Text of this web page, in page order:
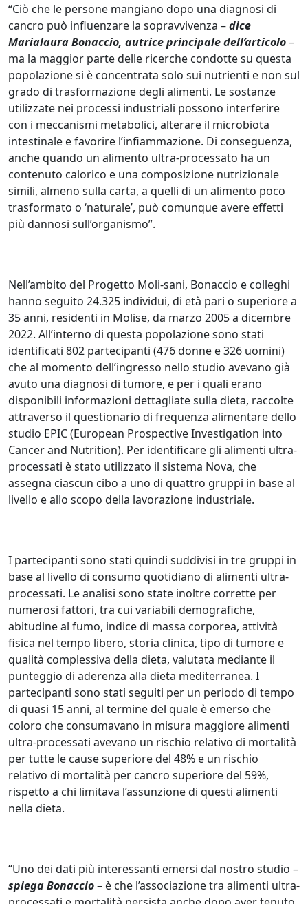
“Ciò che le persone mangiano dopo una diagnosi di
cancro può influenzare la sopravvivenza –dice
Marialaura Bonaccio, autrice principale dell’articolo–
ma la maggior parte delle ricerche condotte su questa
popolazione si è concentrata solo sui nutrienti e non sul
grado di trasformazione degli alimenti. Le sostanze
utilizzate nei processi industriali possono interferire
con i meccanismi metabolici, alterare il microbiota
intestinale e favorire l’infiammazione. Di conseguenza,
anche quando un alimento ultra-processato ha un
contenuto calorico e una composizione nutrizionale
simili, almeno sulla carta, a quelli di un alimento poco
trasformato o ‘naturale’, può comunque avere effetti
più dannosi sull’organismo”.
Nell’ambito del Progetto Moli-sani, Bonaccio e colleghi
hanno seguito 24.325 individui, di età pari o superiore a
35 anni, residenti in Molise, da marzo 2005 a dicembre
2022. All’interno di questa popolazione sono stati
identificati 802 partecipanti (476 donne e 326 uomini)
che al momento dell’ingresso nello studio avevano già
avuto una diagnosi di tumore, e per i quali erano
disponibili informazioni dettagliate sulla dieta, raccolte
attraverso il questionario di frequenza alimentare dello
studio EPIC (European Prospective Investigation into
Cancer and Nutrition). Per identificare gli alimenti ultra-
processati è stato utilizzato il sistema Nova, che
assegna ciascun cibo a uno di quattro gruppi in base al
livello e allo scopo della lavorazione industriale.
I partecipanti sono stati quindi suddivisi in tre gruppi in
base al livello di consumo quotidiano di alimenti ultra-
processati. Le analisi sono state inoltre corrette per
numerosi fattori, tra cui variabili demografiche,
abitudine al fumo, indice di massa corporea, attività
fisica nel tempo libero, storia clinica, tipo di tumore e
qualità complessiva della dieta, valutata mediante il
punteggio di aderenza alla dieta mediterranea. I
partecipanti sono stati seguiti per un periodo di tempo
di quasi 15 anni, al termine del quale è emerso che
coloro che consumavano in misura maggiore alimenti
ultra-processati avevano un rischio relativo di mortalità
per tutte le cause superiore del 48% e un rischio
relativo di mortalità per cancro superiore del 59%,
rispetto a chi limitava l’assunzione di questi alimenti
nella dieta.
“Uno dei dati più interessanti emersi dal nostro studio –
spiega Bonaccio– è che l’associazione tra alimenti ultra-